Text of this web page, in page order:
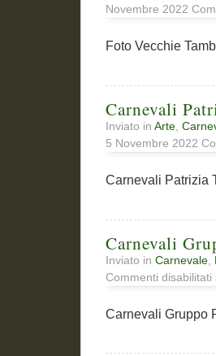
Novembre 2022
Foto Vecchie
Carnevali
Inviato in Arte
5 Novembre 2022
Carnevali Patrizia
Carnevali
Inviato in Carnevale
Commenti disabilitati
Carnevali Gruppo